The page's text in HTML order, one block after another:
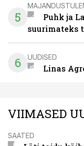
5
Puhk ja
suurimateks
6 UUDISED
Linas
VIIMASED
SAATED